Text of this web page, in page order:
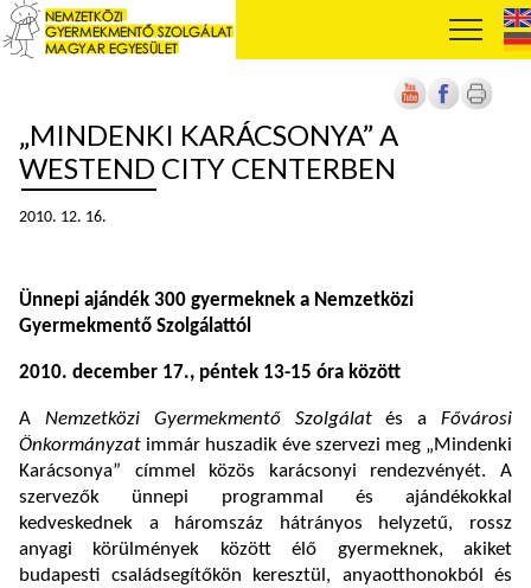
„MINDENKI KARÁCSONYA” A
WESTEND CITY CENTERBEN
2010. 12. 16.
Ünnepi ajándék 300 gyermeknek a Nemzetközi
Gyermekmentő Szolgálattól
2010. december 17., péntek 13-15 óra között
A Nemzetközi Gyermekmentő Szolgálatés aFővárosi
Önkormányzat immár huszadik éve szervezi meg „Mindenki
Karácsonya” címmel közös karácsonyi rendezvényét. A
szervezők ünnepi programmal és ajándékokkal
kedveskednek a háromszáz hátrányos helyzetű, rossz
anyagi körülmények között élő gyermeknek, akiket
budapesti családsegítőkön keresztül, anyaotthonokból és